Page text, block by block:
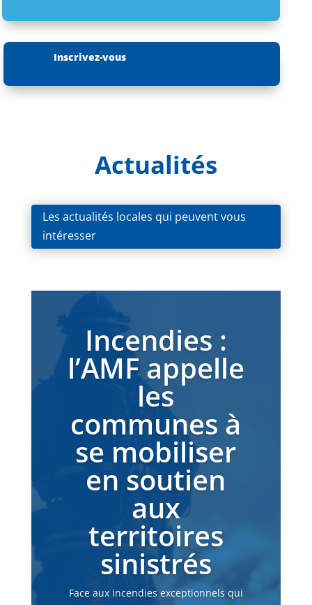
Inscrivez-vous
Actualités
Les actualités locales qui peuvent vous
intéresser
Incendies :
l’AMF appelle
les
communes à
se mobiliser
en soutien
aux
territoires
sinistrés
Face aux incendies exceptionnels qui